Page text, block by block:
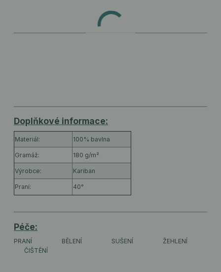
Doplňkové informace:
Materiál: 100% bavlna
Gramáž: 180 g/m²
Výrobce: Kariban
Praní: 40°
Péče:
PRANÍ BĚLENÍ SUŠENÍ
ŽEHLENÍ
ČIŠTĚNÍ